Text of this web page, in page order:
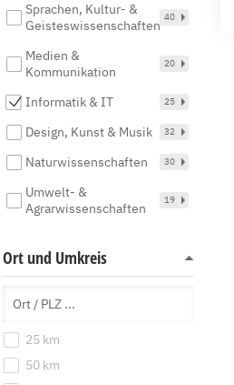
Sprachen, Kultur- &
Geisteswissenschaften
40
Medien &
Kommunikation
20
Informatik & IT 25
Design, Kunst & Musik 32
Naturwissenschaften 30
Umwelt- &
Agrarwissenschaften
19
Ort und Umkreis
25 km
50 km